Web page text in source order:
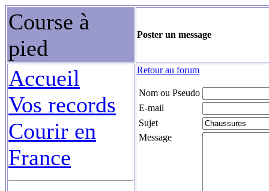
Course à
pied
Poster un message
Accueil
Vos records
Courir en
France
Retour au forum
Nom ou Pseudo
E-mail
Sujet
Message